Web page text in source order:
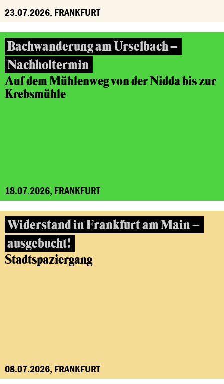
23.07.2026, FRANKFURT
Bachwanderung am Urselbach –
Nachholtermin
Auf dem Mühlenweg von der Nidda bis zur
Krebsmühle
18.07.2026, FRANKFURT
Widerstand in Frankfurt am Main –
ausgebucht!
Stadtspaziergang
08.07.2026, FRANKFURT